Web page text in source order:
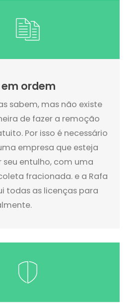
ordem
sabem, mas não existe
de fazer a remoção
Por isso é necessário
empresa que esteja
entulho, com uma
fracionada. e a Rafa
todas as licenças para